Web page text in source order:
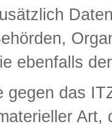
ebenfalls
gegen das